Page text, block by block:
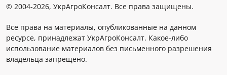
© 2004-2026, УкрАгроКонсалт. Все права защищены.
Все права на материалы, опубликованные на данном
ресурсе, принадлежат УкрАгроКонсалт. Какое-либо
использование материалов без письменного разрешения
владельца запрещено.